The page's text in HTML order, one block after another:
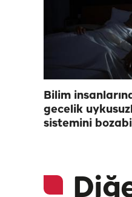
Bilim
gecelik
sistemini